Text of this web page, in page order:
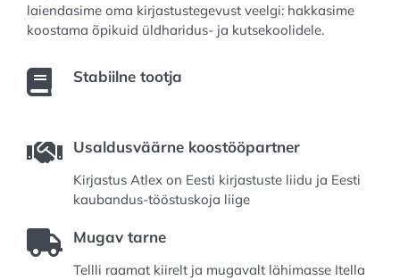
laiendasime oma kirjastustegevust veelgi: hakkasime
koostama õpikuid üldharidus- ja kutsekoolidele.
Stabiilne tootja
Usaldusväärne koostööpartner
Kirjastus Atlex on Eesti kirjastuste liidu ja Eesti
kaubandus-tööstuskoja liige
Mugav tarne
Tellli raamat kiirelt ja mugavalt lähimasse Itella